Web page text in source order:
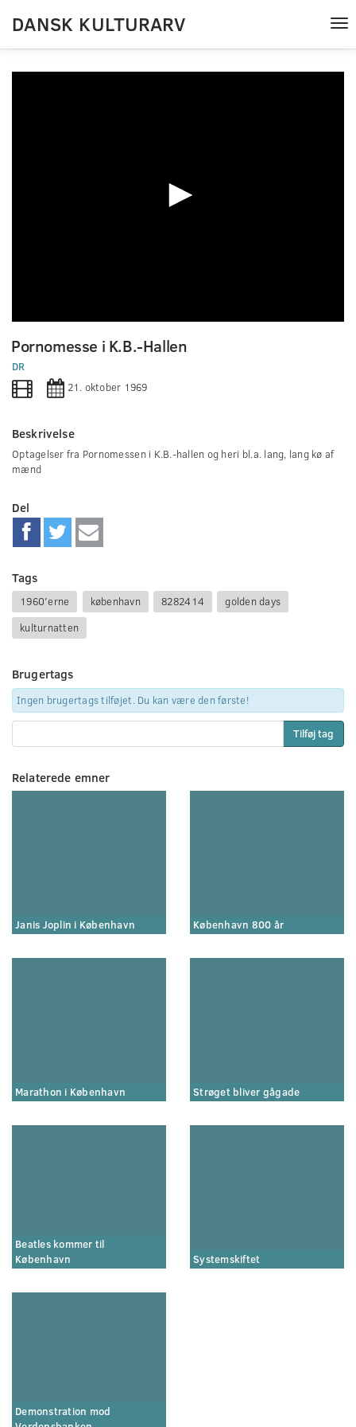
DANSK KULTURARV
seconds
of
0
seconds
Pornomesse i K.B.-Hallen
DR
21. oktober 1969
Beskrivelse
Optagelser fra Pornomessen i K.B.-hallen og heri bl.a. lang, lang kø af
mænd
Del
Tags
1960'erne københavn 8282414
golden days
kulturnatten
Brugertags
Ingen brugertags tilføjet. Du kan være den første!
Tilføj tag
Relaterede emner
Janis Joplin i København København 800 år
Marathon i København Strøget bliver gågade
Beatles kommer til
København
Systemskiftet
Demonstration mod